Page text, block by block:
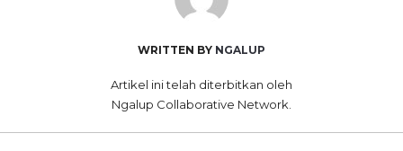
WRITTEN BY NGALUP
Artikel ini telah diterbitkan oleh
Ngalup Collaborative Network.